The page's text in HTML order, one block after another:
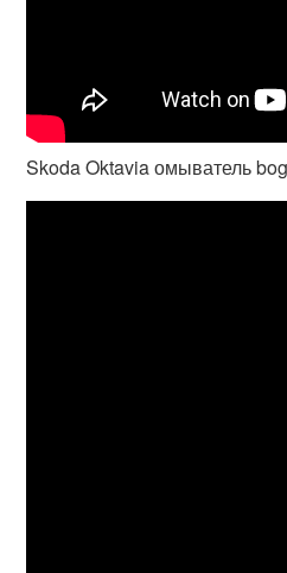
Skoda Oktavia омыватель